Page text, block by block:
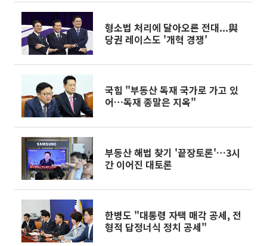
형소법 처리에 달아오른 전대...與
당권 레이스도 '개혁 경쟁'
국힘 "부동산 독재 국가로 가고 있
어…독재 종말은 지옥"
부동산 해법 찾기 '끝장토론'…3시
간 이어진 대토론
한병도 "대통령 자택 매각 공세, 전
형적 답정너식 정치 공세"